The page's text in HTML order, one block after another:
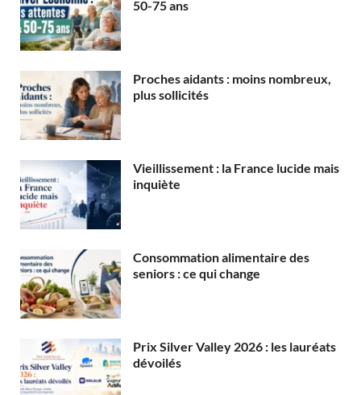
50-75 ans
Proches aidants : moins nombreux,
plus sollicités
Vieillissement : la France lucide mais
inquiète
Consommation alimentaire des
seniors : ce qui change
Prix Silver Valley 2026 : les lauréats
dévoilés